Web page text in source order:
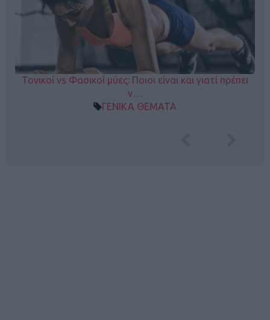
Τονικοί vs Φασικοί μύες: Ποιοι είναι και γιατί πρέπει
ν…
ΓΕΝΙΚΑ ΘΕΜΑΤΑ